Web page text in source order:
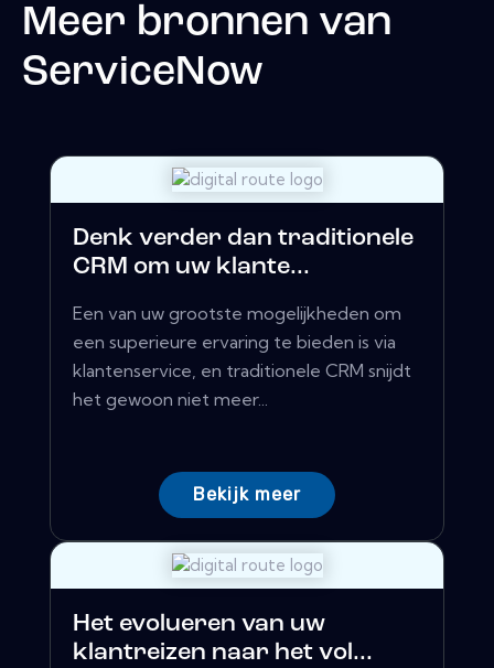
Meer bronnen van
ServiceNow
Denk verder dan traditionele
CRM om uw klante...
Een van uw grootste mogelijkheden om
een ​​superieure ervaring te bieden is via
klantenservice, en traditionele CRM snijdt
het gewoon niet meer...
Bekijk meer
Het evolueren van uw
klantreizen naar het vol...